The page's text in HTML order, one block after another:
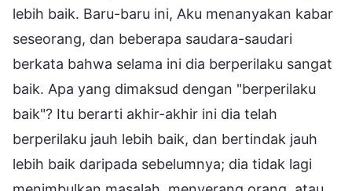
lebih baik. Baru-baru ini, Aku menanyakan kabar
seseorang, dan beberapa saudara-saudari
berkata bahwa selama ini dia berperilaku sangat
baik. Apa yang dimaksud dengan "berperilaku
baik"? Itu berarti akhir-akhir ini dia telah
berperilaku jauh lebih baik, dan bertindak jauh
lebih baik daripada sebelumnya; dia tidak lagi